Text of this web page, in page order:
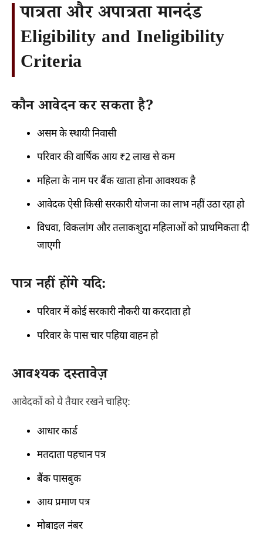
पात्रता और अपात्रता मानदंड
Eligibility and Ineligibility
Criteria
कौन आवेदन कर सकता है?
असम के स्थायी निवासी
परिवार की वार्षिक आय ₹2 लाख से कम
महिला के नाम पर बैंक खाता होना आवश्यक है
आवेदक ऐसी किसी सरकारी योजना का लाभ नहीं उठा रहा हो
विधवा, विकलांग और तलाकशुदा महिलाओं को प्राथमिकता दी
जाएगी
पात्र नहीं होंगे यदि:
परिवार में कोई सरकारी नौकरी या करदाता हो
परिवार के पास चार पहिया वाहन हो
आवश्यक दस्तावेज़
आवेदकों को ये तैयार रखने चाहिए:
आधार कार्ड
मतदाता पहचान पत्र
बैंक पासबुक
आय प्रमाण पत्र
मोबाइल नंबर